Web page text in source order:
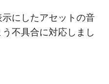
示にしたアセットの音
不具合に対応しまし